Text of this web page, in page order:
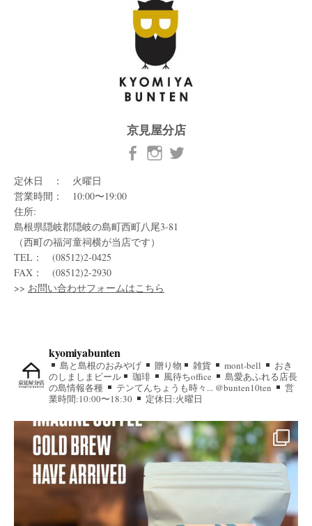
京見屋分店
定休日 ： 火曜日
営業時間： 10:00〜19:00
住所:
島根県隠岐郡隠岐の島町西町八尾3-81
（西町の福河童祠横が当店です）
TEL： (08512)2-0425
FAX： (08512)2-2930
>> お問い合わせフォームはこちら
kyomiyabunten
島と島根のおみやげ 贈り物 雑貨 mont-bell
おき
のしましまビール
珈琲 風待ちoffice
島愛あふれる店長
の島情報各種
テンてんちょうも時々... @bunten10ten
営
業時間:10:00〜18:30
定休日:火曜日